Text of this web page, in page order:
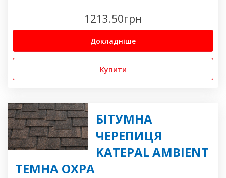
1213.50грн
Докладніше
Купити
БІТУМНА
ЧЕРЕПИЦЯ
KATEPAL AMBIENT
ТЕМНА ОХРА